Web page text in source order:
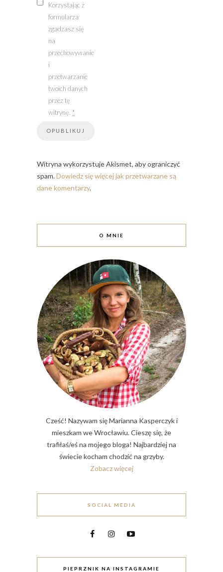
Korzystając z
formularza
zgadzasz się
na
przechowywanie
i
przetwarzanie
twoich danych
przez tę
witrynę. *
Witryna wykorzystuje Akismet, aby ograniczyć
spam.Dowiedz się więcej jak przetwarzane są
dane komentarzy.
O MNIE
Cześć! Nazywam się Marianna Kasperczyk i
mieszkam we Wrocławiu. Cieszę się, że
trafiłaś/eś na mojego bloga! Najbardziej na
świecie kocham chodzić na grzyby.
Zobacz więcej
SOCIAL MEDIA
PIEPRZNIK NA INSTAGRAMIE